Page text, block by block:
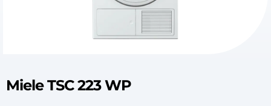
Miele TSC 223 WP